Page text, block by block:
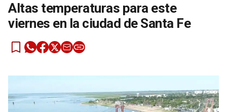
Altas temperaturas para este
viernes en la ciudad de Santa Fe